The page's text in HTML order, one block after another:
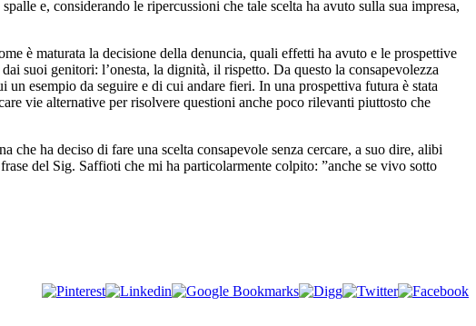
e, considerando le ripercussioni che tale scelta ha avuto sulla sua impresa,
è maturata la decisione della denuncia, quali effetti ha avuto e le prospettive
suoi genitori: l’onesta, la dignità, il rispetto. Da questo la consapevolezza
esempio da seguire e di cui andare fieri. In una prospettiva futura è stata
vie alternative per risolvere questioni anche poco rilevanti piuttosto che
che ha deciso di fare una scelta consapevole senza cercare, a suo dire, alibi
del Sig. Saffioti che mi ha particolarmente colpito: ”anche se vivo sotto